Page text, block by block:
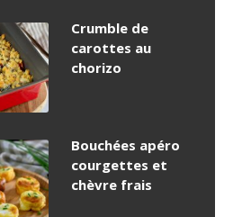
Crumble de
carottes au
chorizo
Bouchées apéro
courgettes et
chèvre frais